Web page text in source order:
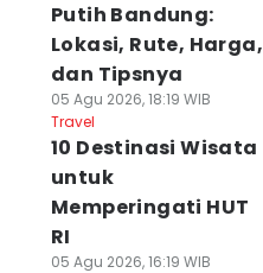
Putih Bandung:
Lokasi, Rute, Harga,
dan Tipsnya
05 Agu 2026, 18:19 WIB
Travel
10 Destinasi Wisata
untuk
Memperingati HUT
RI
05 Agu 2026, 16:19 WIB